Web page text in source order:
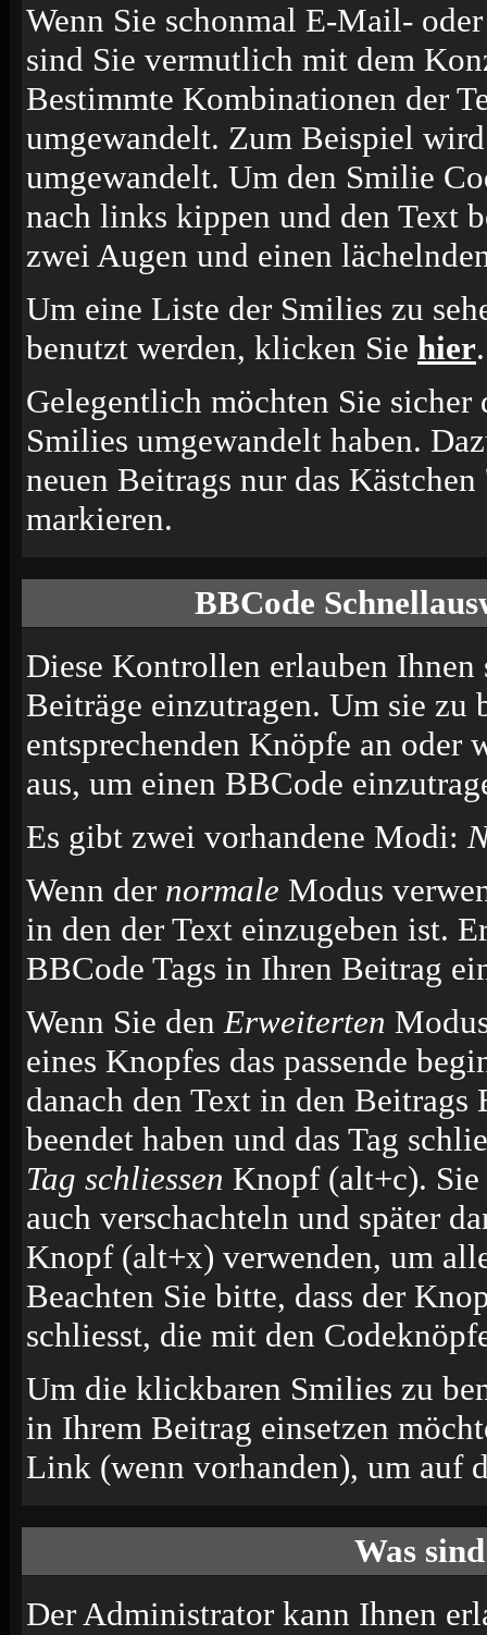
Wenn Sie schonmal E-Mail-
sind Sie vermutlich mit dem
Bestimmte Kombinationen der
umgewandelt. Zum Beispiel
umgewandelt. Um den Smilie
nach links kippen und den Text
zwei Augen und einen
Um eine Liste der Smilies zu
benutzt werden, klicken Sie hier.
Gelegentlich möchten Sie
Smilies umgewandelt haben.
neuen Beitrags nur das
markieren.
BBCode
Diese Kontrollen erlauben
Beiträge einzutragen. Um sie zu
entsprechenden Knöpfe an oder
aus, um einen BBCode
Es gibt zwei vorhandene Modi:
Wenn der normale Modus
in den der Text einzugeben ist.
BBCode Tags in Ihren Beitrag
Wenn Sie denErweiterten
eines Knopfes das passende
danach den Text in den Beitrags
beendet haben und das Tag
Tag schliessen Knopf (alt+c).
auch verschachteln und später
Knopf (alt+x) verwenden, um
Beachten Sie bitte, dass der
schliesst, die mit den
Um die klickbaren Smilies zu
in Ihrem Beitrag einsetzen
Link (wenn vorhanden), um auf
Was
Der Administrator kann Ihnen